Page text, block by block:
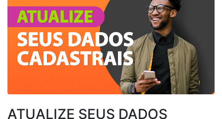
ATUALIZE SEUS DADOS